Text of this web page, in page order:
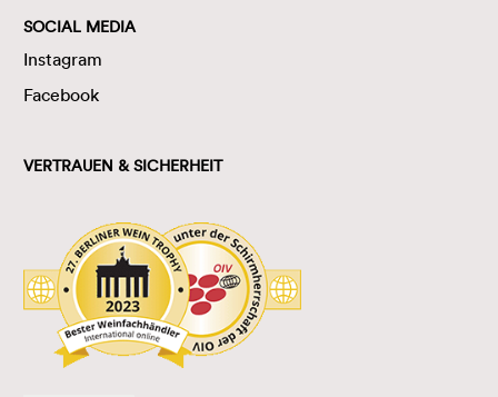
SOCIAL MEDIA
Instagram
Facebook
VERTRAUEN & SICHERHEIT